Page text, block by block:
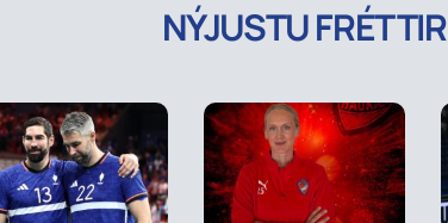
NÝJUSTU FRÉTTIR